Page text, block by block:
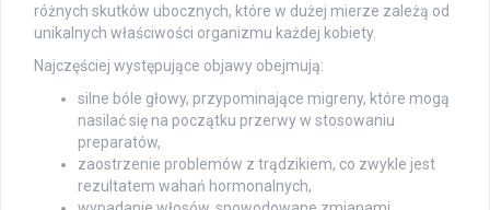
różnych skutków ubocznych, które w dużej mierze zależą od
unikalnych właściwości organizmu każdej kobiety.
Najczęściej występujące objawy obejmują:
silne bóle głowy, przypominające migreny, które mogą
nasilać się na początku przerwy w stosowaniu
preparatów,
zaostrzenie problemów z trądzikiem, co zwykle jest
rezultatem wahań hormonalnych,